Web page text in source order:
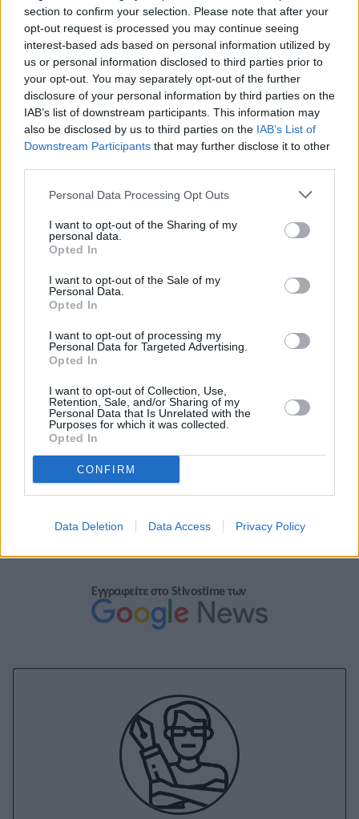
section to confirm your selection. Please note that after your
opt-out request is processed you may continue seeing
interest-based ads based on personal information utilized by
us or personal information disclosed to third parties prior to
your opt-out. You may separately opt-out of the further
disclosure of your personal information by third parties on the
IAB’s list of downstream participants. This information may
also be disclosed by us to third parties on the IAB’s List of
Downstream Participants that may further disclose it to other
Personal Data Processing Opt Outs
I want to opt-out of the Sharing of my
personal data.
Opted In
I want to opt-out of the Sale of my
Personal Data.
Opted In
I want to opt-out of processing my
Personal Data for Targeted Advertising.
Opted In
I want to opt-out of Collection, Use,
Retention, Sale, and/or Sharing of my
Personal Data that Is Unrelated with the
Purposes for which it was collected.
Opted In
CONFIRM
Data Deletion Data Access Privacy Policy
που θα φιλοξενήσει σε λιγότερο από ένα χρόνο τη
διοργάνωση.
Εγγραφείτε στο Stivostime των